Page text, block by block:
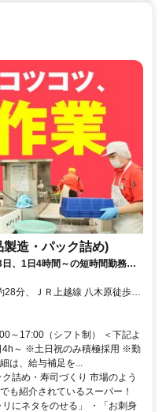
造・パック詰め)
、1日4時間～の短時間勤務も
◎
分、ＪＲ上越線 八木原徒歩約
馬総社駅から徒歩29分 ※車・
～17:00（シフト制） ＜下記よ
4h～ ※土日祝のみ積極採用 ※勤
は、給与補足を...
詰め・寿司づくり 市場のよう
も紹介されているスーパー！
にネタをのせる」 ・「お刺身